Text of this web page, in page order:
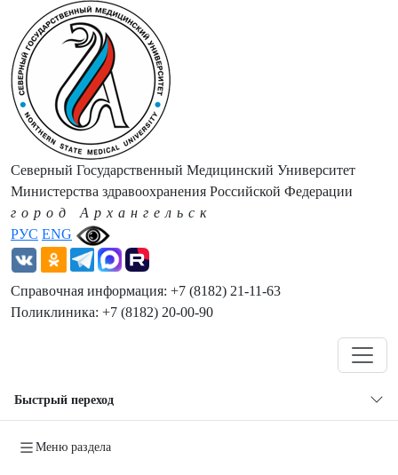
РУС ENG
Северный Государственный Медицинский Университет
Министерства здравоохранения Российской Федерации
город Архангельск
Справочная информация: +7 (8182) 21-11-63
Поликлиника: +7 (8182) 20-00-90
Быстрый переход
Меню раздела